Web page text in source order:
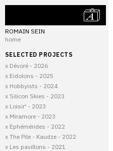
ROMAIN SEIN
home
SELECTED PROJECTS
x Dévoré - 2026
x Eidolons - 2025
x Hobbyists - 2024
x Silicon Skies - 2023
x Loisir' - 2023
x Miramore - 2023
x Ephémérides - 2022
x The Pile - Kaudze - 2022
x Les pavillons - 2021